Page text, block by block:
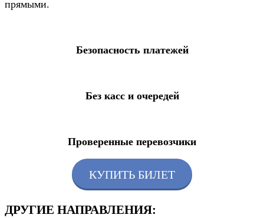
прямыми.
Безопасность платежей
Без касс и очередей
Проверенные перевозчики
КУПИТЬ БИЛЕТ
ДРУГИЕ НАПРАВЛЕНИЯ: